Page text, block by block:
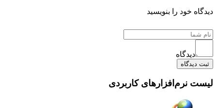
خود را بنویسید
دیدگاه
نرم‌افزارهای کاربردی